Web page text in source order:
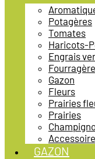
Potagères
Tomates
Haricots-
Engrais
Gazon
Fleurs
Prairies
Prairies
GAZON